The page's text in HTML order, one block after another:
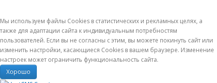
Мы используем файлы Cookies в статистических и рекламных целях, а
также для адаптации сайта к индивидуальным потребностям
пользователей. Если вы не согласны с этим, вы можете покинуть сайт или
изменить настройки, касающиеся Cookies в вашем браузере. Изменение
настроек может ограничить функциональность сайта.
Хорошо